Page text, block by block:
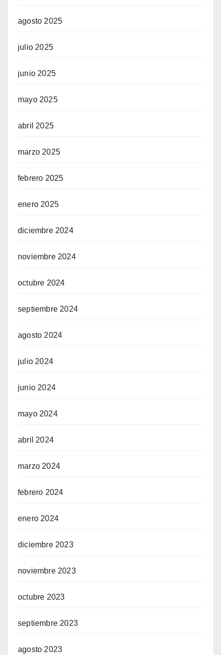
agosto 2025
julio 2025
junio 2025
mayo 2025
abril 2025
marzo 2025
febrero 2025
enero 2025
diciembre 2024
noviembre 2024
octubre 2024
septiembre 2024
agosto 2024
julio 2024
junio 2024
mayo 2024
abril 2024
marzo 2024
febrero 2024
enero 2024
diciembre 2023
noviembre 2023
octubre 2023
septiembre 2023
agosto 2023